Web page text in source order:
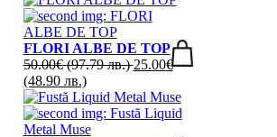
FLORI ALBE DE TOP
50.00€ (97.79 лв.) 25.00€
(48.90 лв.)